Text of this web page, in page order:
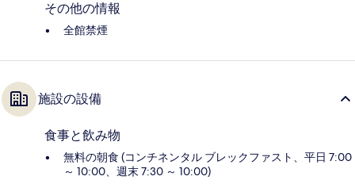
その他の情報
全館禁煙
施設の設備
食事と飲み物
無料の朝食 (コンチネンタル ブレックファスト、平日 7:00
～ 10:00、週末 7:30 ～ 10:00)